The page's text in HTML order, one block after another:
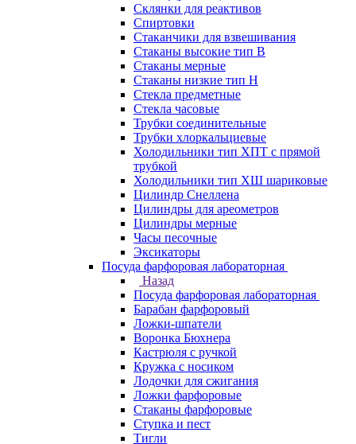
Склянки для реактивов
Спиртовки
Стаканчики для взвешивания
Стаканы высокие тип В
Стаканы мерные
Стаканы низкие тип Н
Стекла предметные
Стекла часовые
Трубки соединительные
Трубки хлоркальциевые
Холодильники тип ХПТ с прямой
трубкой
Холодильники тип ХШ шариковые
Цилиндр Снеллена
Цилиндры для ареометров
Цилиндры мерные
Часы песочные
Эксикаторы
Посуда фарфоровая лабораторная
Назад
Посуда фарфоровая лабораторная
Барабан фарфоровый
Ложки-шпатели
Воронка Бюхнера
Кастрюля с ручкой
Кружка с носиком
Лодочки для сжигания
Ложки фарфоровые
Стаканы фарфоровые
Ступка и пест
Тигли